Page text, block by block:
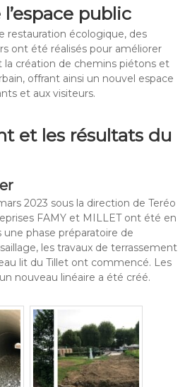
public
restauration écologique, des
ont été réalisés pour améliorer
la création de chemins piétons et
offrant ainsi un nouvel espace
et aux visiteurs.
et les résultats du
2023 sous la direction de Teréo
FAMY et MILLET ont été en
une phase préparatoire de
les travaux de terrassement
lit du Tillet ont commencé. Les
nouveau linéaire a été créé.